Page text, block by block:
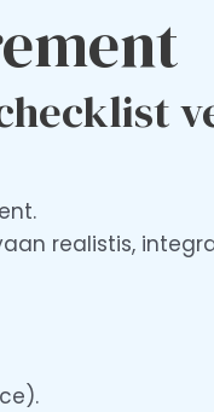
realistis,